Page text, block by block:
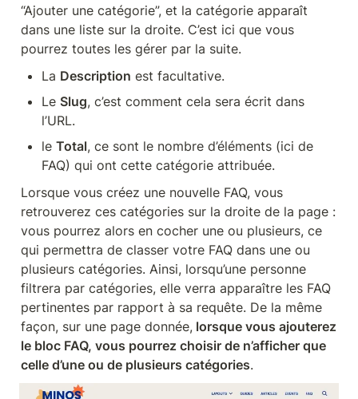
“Ajouter une catégorie”, et la catégorie apparaît
dans une liste sur la droite. C’est ici que vous
pourrez toutes les gérer par la suite.
La Description est facultative.
Le Slug, c’est comment cela sera écrit dans
l’URL.
le Total, ce sont le nombre d’éléments (ici de
FAQ) qui ont cette catégorie attribuée.
Lorsque vous créez une nouvelle FAQ, vous
retrouverez ces catégories sur la droite de la page :
vous pourrez alors en cocher une ou plusieurs, ce
qui permettra de classer votre FAQ dans une ou
plusieurs catégories. Ainsi, lorsqu’une personne
filtrera par catégories, elle verra apparaître les FAQ
pertinentes par rapport à sa requête. De la même
façon, sur une page donnée, lorsque vous ajouterez
le bloc FAQ, vous pourrez choisir de n’afficher que
celle d’une ou de plusieurs catégories.